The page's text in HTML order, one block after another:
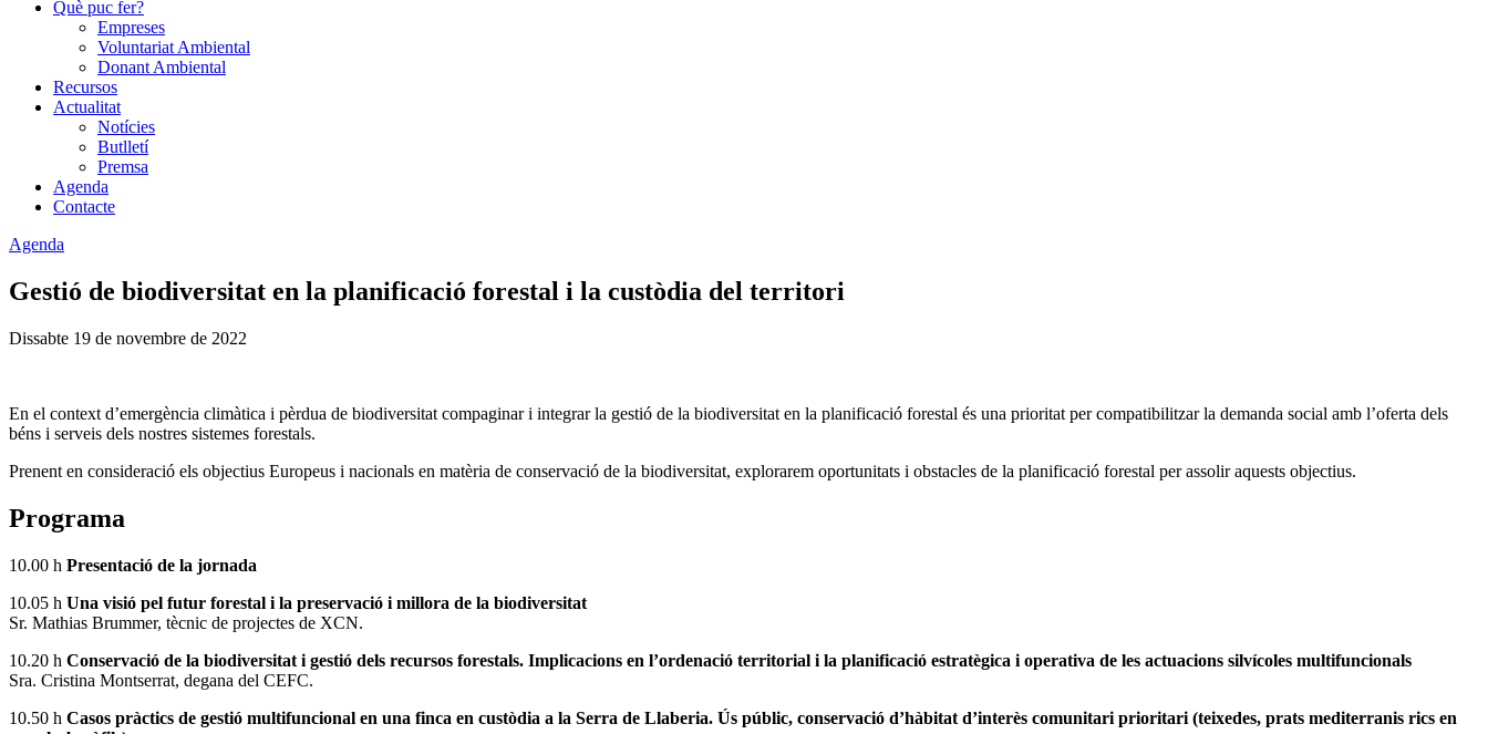
Què puc fer?
Empreses
Voluntariat Ambiental
Donant Ambiental
Recursos
Actualitat
Notícies
Butlletí
Premsa
Agenda
Contacte
Agenda
Gestió de biodiversitat en la planificació forestal i la custòdia del territori
Dissabte 19 de novembre de 2022
En el context d’emergència climàtica i pèrdua de biodiversitat compaginar i integrar la gestió de la biodiversitat en la planificació forestal és una prioritat per compatibilitzar la demanda social amb l’oferta dels
béns i serveis dels nostres sistemes forestals.
Prenent en consideració els objectius Europeus i nacionals en matèria de conservació de la biodiversitat, explorarem oportunitats i obstacles de la planificació forestal per assolir aquests objectius.
Programa
10.00 h Presentació de la jornada
10.05 h Una visió pel futur forestal i la preservació i millora de la biodiversitat
Sr. Mathias Brummer, tècnic de projectes de XCN.
10.20 h Conservació de la biodiversitat i gestió dels recursos forestals. Implicacions en l’ordenació territorial i la planificació estratègica i operativa de les actuacions silvícoles multifuncionals
Sra. Cristina Montserrat, degana del CEFC.
10.50 h Casos pràctics de gestió multifuncional en una finca en custòdia a la Serra de Llaberia. Ús públic, conservació d’hàbitat d’interès comunitari prioritari (teixedes, prats mediterranis rics en